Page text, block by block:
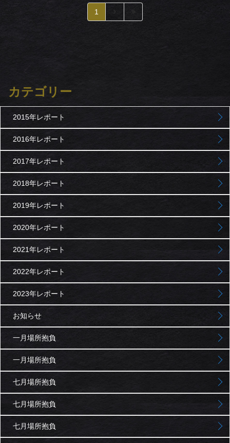
1
カテゴリー
2015年レポート
2016年レポート
2017年レポート
2018年レポート
2019年レポート
2020年レポート
2021年レポート
2022年レポート
2023年レポート
お知らせ
一月場所抱負
一月場所抱負
七月場所抱負
七月場所抱負
七月場所抱負